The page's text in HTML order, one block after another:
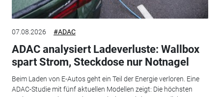
07.08.2026 #ADAC
ADAC analysiert Ladeverluste: Wallbox
spart Strom, Steckdose nur Notnagel
Beim Laden von E-Autos geht ein Teil der Energie verloren. Eine
ADAC-Studie mit fünf aktuellen Modellen zeigt: Die höchsten